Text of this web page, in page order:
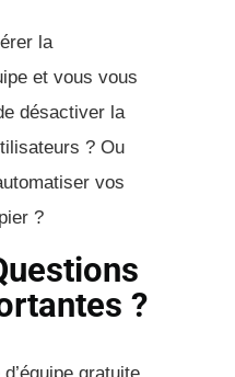
la
et vous vous
désactiver la
? Ou
vos
?
?